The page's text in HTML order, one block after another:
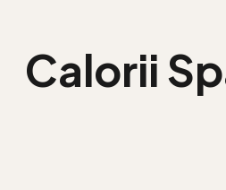
Calorii